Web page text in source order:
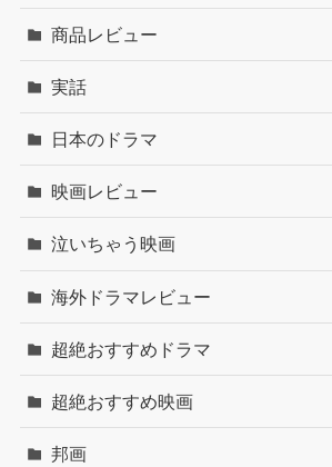
商品レビュー
実話
日本のドラマ
映画レビュー
泣いちゃう映画
海外ドラマレビュー
超絶おすすめドラマ
超絶おすすめ映画
邦画